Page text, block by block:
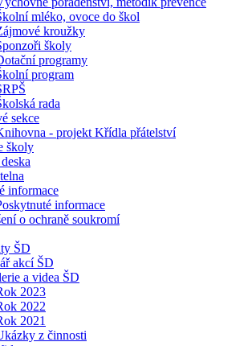
mléko, ovoce do škol
kroužky
školy
programy
program
rada
sekce
- projekt Křídla přátelství
školy
informace
informace
o ochraně soukromí
ŠD
akcí ŠD
a videa ŠD
2023
2022
2021
z činnosti